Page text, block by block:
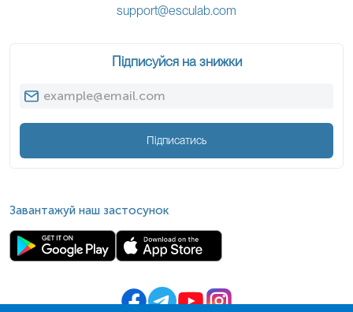
support@esculab.com
Підписуйся на знижки
Підписатись
Завантажуй наш застосунок